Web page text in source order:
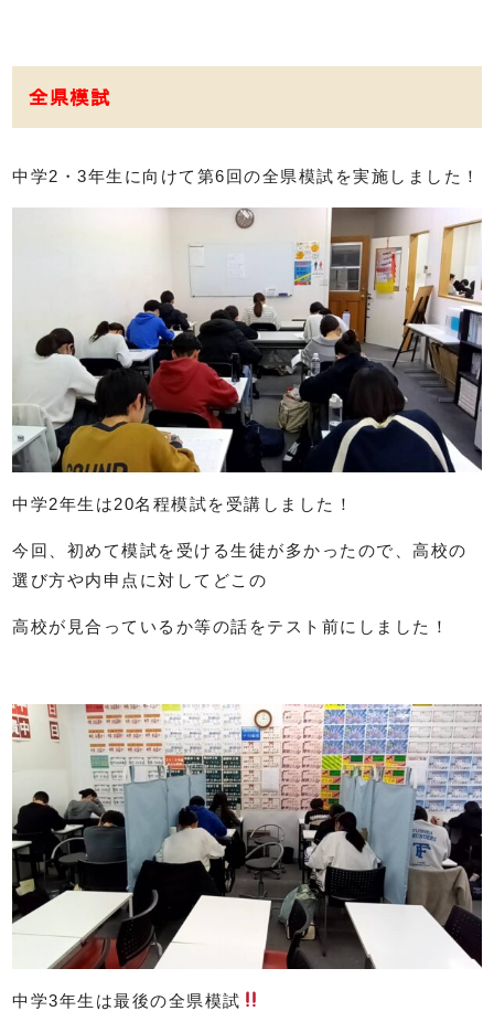
全県模試
中学2・3年生に向けて第6回の全県模試を実施しました！
中学2年生は20名程模試を受講しました！
今回、初めて模試を受ける生徒が多かったので、高校の
選び方や内申点に対してどこの
高校が見合っているか等の話をテスト前にしました！
中学3年生は最後の全県模試